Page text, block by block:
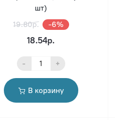
шт)
19.80р.
-6%
18.54р.
- +
В корзину